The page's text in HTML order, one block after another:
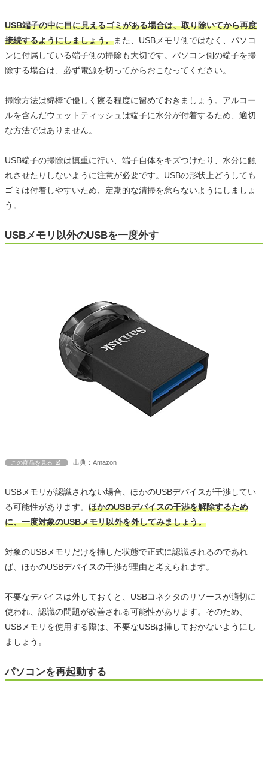
USB端子の中に目に見えるゴミがある場合は、取り除いてから再度
接続するようにしましょう。また、USBメモリ側ではなく、パソコ
ンに付属している端子側の掃除も大切です。パソコン側の端子を掃
除する場合は、必ず電源を切ってからおこなってください。
掃除方法は綿棒で優しく擦る程度に留めておきましょう。アルコー
ルを含んだウェットティッシュは端子に水分が付着するため、適切
な方法ではありません。
USB端子の掃除は慎重に行い、端子自体をキズつけたり、水分に触
れさせたりしないように注意が必要です。USBの形状上どうしても
ゴミは付着しやすいため、定期的な清掃を怠らないようにしましょ
う。
USBメモリ以外のUSBを一度外す
この商品を見る 出典：Amazon
USBメモリが認識されない場合、ほかのUSBデバイスが干渉してい
る可能性があります。 ほかのUSBデバイスの干渉を解除するため
に、一度対象のUSBメモリ以外を外してみましょう。
対象のUSBメモリだけを挿した状態で正式に認識されるのであれ
ば、ほかのUSBデバイスの干渉が理由と考えられます。
不要なデバイスは外しておくと、USBコネクタのリソースが適切に
使われ、認識の問題が改善される可能性があります。そのため、
USBメモリを使用する際は、不要なUSBは挿しておかないようにし
ましょう。
パソコンを再起動する